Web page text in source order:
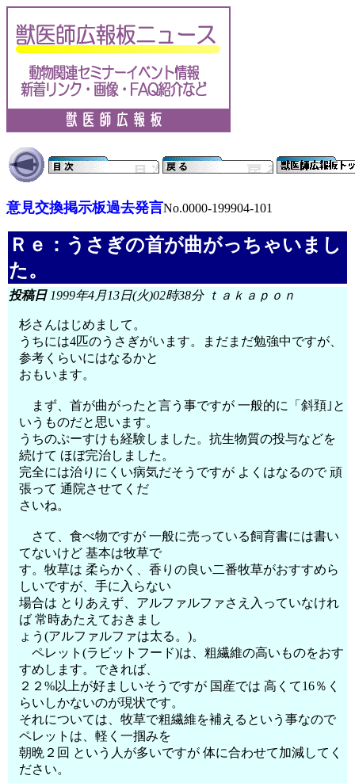
意見交換掲示板過去発言No.0000-199904-101
Ｒｅ：うさぎの首が曲がっちゃいまし
た。
投稿日1999年4月13日(火)02時38分 ｔａｋａｐｏｎ
杉さんはじめまして。
うちには4匹のうさぎがいます。まだまだ勉強中ですが、
参考くらいにはなるかと
おもいます。
まず、首が曲がったと言う事ですが 一般的に「斜頚｣と
いうものだと思います。
うちのぷーすけも経験しました。抗生物質の投与などを
続けて ほぼ完治しました。
完全には治りにくい病気だそうですが よくはなるので 頑
張って 通院させてくだ
さいね。
さて、食べ物ですが 一般に売っている飼育書には書い
てないけど 基本は牧草で
す。牧草は 柔らかく、香りの良い二番牧草がおすすめら
しいですが、手に入らない
場合は とりあえず、アルファルファさえ入っていなけれ
ば 常時あたえておきまし
ょう(アルファルファは太る。)。
ペレット(ラビットフード)は、粗繊維の高いものをおす
すめします。できれば、
２２%以上が好ましいそうですが 国産では 高くて16％く
らいしかないのが現状です。
それについては、牧草で粗繊維を補えるという事なので
ペレットは、軽く一掴みを
朝晩２回 という人が多いですが 体に合わせて加減してく
ださい。